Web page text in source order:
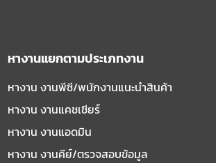
หางานแยกตามประเภทงาน
หางาน งานพีซี/พนักงานแนะนําสินค้า
หางาน งานแคชเชียร์
หางาน งานแอดมิน
หางาน งานคีย์/ตรวจสอบข้อมูล